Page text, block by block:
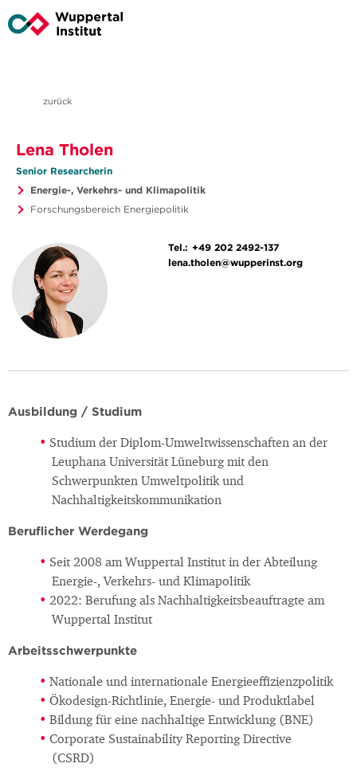
zurück
Lena Tholen
Senior Researcherin
Energie-, Verkehrs- und Klimapolitik
Forschungsbereich Energiepolitik
Tel.: +49 202 2492-137
lena.tholen@wupperinst.org
Ausbildung / Studium
Studium der Diplom-Umweltwissenschaften an der
Leuphana Universität Lüneburg mit den
Schwerpunkten Umweltpolitik und
Nachhaltigkeitskommunikation
Beruflicher Werdegang
Seit 2008 am Wuppertal Institut in der Abteilung
Energie-, Verkehrs- und Klimapolitik
2022: Berufung als Nachhaltigkeitsbeauftragte am
Wuppertal Institut
Arbeitsschwerpunkte
Nationale und internationale Energieeffizienzpolitik
Ökodesign-Richtlinie, Energie- und Produktlabel
Bildung für eine nachhaltige Entwicklung (BNE)
Corporate Sustainability Reporting Directive
(CSRD)